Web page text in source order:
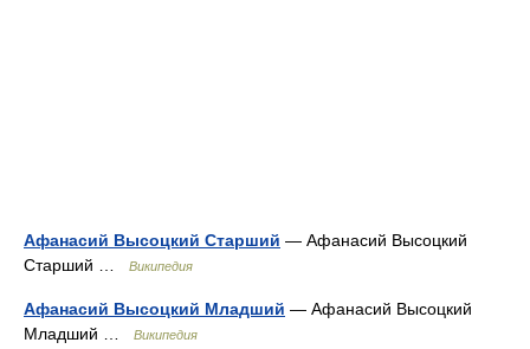
Афанасий Высоцкий Старший — Афанасий Высоцкий
Старший …
Википедия
Афанасий Высоцкий Младший — Афанасий Высоцкий
Младший …
Википедия